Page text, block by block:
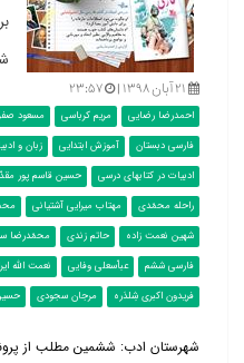
۲۱ آبان ۱۳۹۸ | ۲۳:۵۷
احمدرضا رضایی مریم کرباسی مسعود
فارسی دبستان
آموزش ابتدایی زبان و
ادبیات در کتابهای درسی
حسین قاسم پور
راحله محمّدی
مهتاب میرایی آشتیانی
شهین نعمت زاده
حاتم زندی محمّدرضا
فارسی ششم
عباّسعلی وفایی نعمت الله
فریدون اکبری شِلدَره
مرجان سجودی
شهرستان ادب: ششمین مطلب از